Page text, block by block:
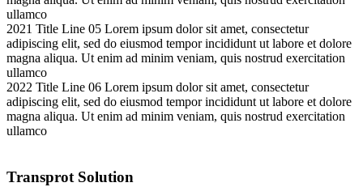
ullamco
2021 Title Line 05 Lorem ipsum dolor sit amet, consectetur
adipiscing elit, sed do eiusmod tempor incididunt ut labore et dolore
magna aliqua. Ut enim ad minim veniam, quis nostrud exercitation
ullamco
2022 Title Line 06 Lorem ipsum dolor sit amet, consectetur
adipiscing elit, sed do eiusmod tempor incididunt ut labore et dolore
magna aliqua. Ut enim ad minim veniam, quis nostrud exercitation
ullamco
Transprot Solution